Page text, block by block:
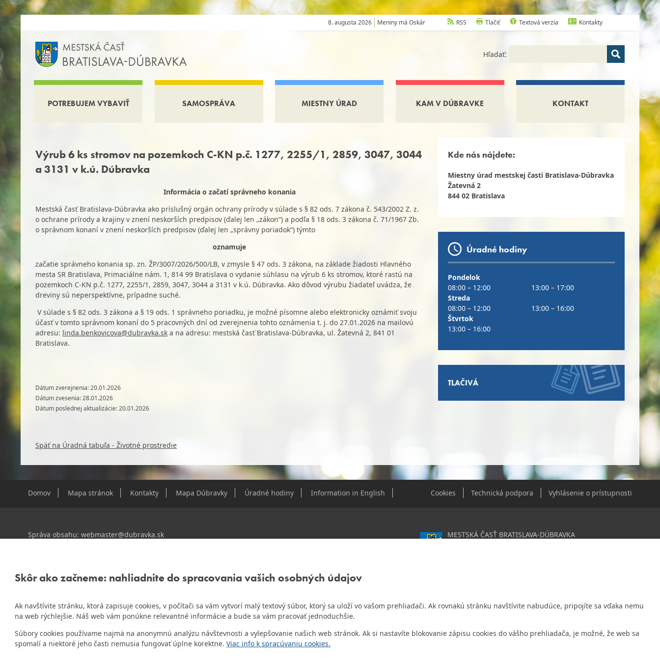
Skôr ako začneme: nahliadnite do spracovania vašich osobných údajov
Ak navštívite stránku, ktorá zapisuje cookies, v počítači sa vám vytvorí malý textový súbor, ktorý sa uloží vo vašom prehliadači. Ak rovnakú stránku navštívite nabudúce, pripojíte sa vďaka nemu
na web rýchlejšie. Náš web vám ponúkne relevantné informácie a bude sa vám pracovať jednoduchšie.
Súbory cookies používame najmä na anonymnú analýzu návštevnosti a vylepšovanie našich web stránok. Ak si nastavíte blokovanie zápisu cookies do vášho prehliadača, je možné, že web sa
spomalí a niektoré jeho časti nemusia fungovať úplne korektne. Viac info k spracúvaniu cookies.
8. augusta 2026 Meniny má Oskár RSS Tlačiť Textová verzia Kontakty
Hľadať:
POTREBUJEM VYBAVIŤ SAMOSPRÁVA MIESTNY ÚRAD KAM V DÚBRAVKE KONTAKT
Výrub 6 ks stromov na pozemkoch C-KN p.č. 1277, 2255/1, 2859, 3047, 3044
a 3131 v k.ú. Dúbravka
Informácia o začatí správneho konania
Mestská časť Bratislava-Dúbravka ako príslušný orgán ochrany prírody v súlade s § 82 ods. 7 zákona č. 543/2002 Z. z.
o ochrane prírody a krajiny v znení neskorších predpisov (ďalej len „zákon“) a podľa § 18 ods. 3 zákona č. 71/1967 Zb.
o správnom konaní v znení neskorších predpisov (ďalej len „správny poriadok“) týmto
oznamuje
začatie správneho konania sp. zn. ŽP/3007/2026/500/LB, v zmysle § 47 ods. 3 zákona, na základe žiadosti Hlavného
mesta SR Bratislava, Primaciálne nám. 1, 814 99 Bratislava o vydanie súhlasu na výrub 6 ks stromov, ktoré rastú na
pozemkoch C-KN p.č. 1277, 2255/1, 2859, 3047, 3044 a 3131 v k.ú. Dúbravka. Ako dôvod výrubu žiadateľ uvádza, že
dreviny sú neperspektívne, prípadne suché.
V súlade s § 82 ods. 3 zákona a § 19 ods. 1 správneho poriadku, je možné písomne alebo elektronicky oznámiť svoju
účasť v tomto správnom konaní do 5 pracovných dní od zverejnenia tohto oznámenia t. j. do 27.01.2026 na mailovú
adresu: linda.benkovicova@dubravka.sk a na adresu: mestská časť Bratislava-Dúbravka, ul. Žatevná 2, 841 01
Bratislava.
Dátum zverejnenia: 20.01.2026
Dátum zvesenia: 28.01.2026
Dátum poslednej aktualizácie: 20.01.2026
Späť na Úradná tabuľa - Životné prostredie
Kde nás nájdete:
Miestny úrad mestskej časti Bratislava-Dúbravka
Žatevná 2
844 02 Bratislava
Úradné hodiny
Pondelok
08:00 – 12:00
13:00 – 17:00
Streda
08:00 – 12:00
13:00 – 16:00
Štvrtok
13:00 – 16:00
TLAČIVÁ
Domov Mapa stránok Kontakty Mapa Dúbravky Úradné hodiny Vyhlásenie o prístupnosti
Technická podpora
Cookies
Information in English
Správa obsahu: webmaster@dubravka.sk
Naša mestská časť získala 3. miesto v súťažiZlatyErb.sk
o najlepšiu internetovú stránku samospráv za
MESTSKÁ ČASŤ BRATISLAVA-DÚBRAVKA
IČ DPH: Nie sme platca DPH
Všeobecná úverová banka, a.s., Mlynské nivy 1, 829 90 Bratislava 25
Číslo účtu v tvare IBAN: SK31 0200 0000 0000 1012 8032, BIC kód: SUBASKBX